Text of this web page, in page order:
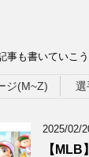
も書いていこう
ジ(M~Z) 選
2025/02/
【